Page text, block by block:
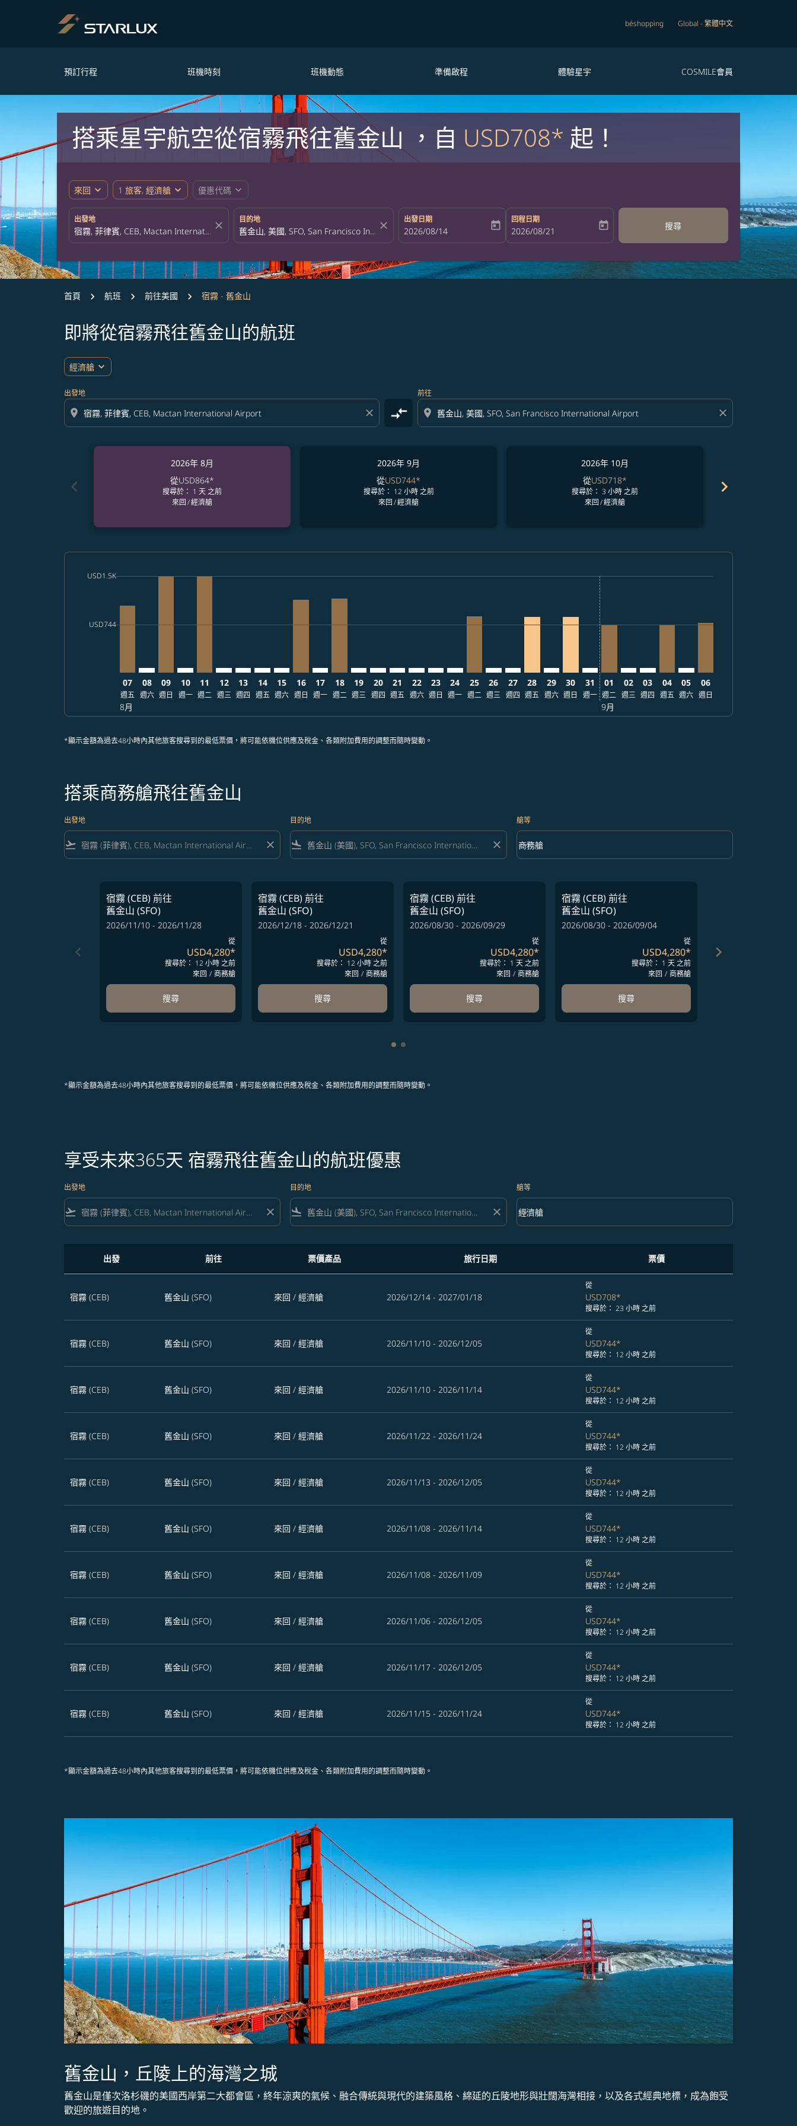
béshopping Global -繁體中文
預訂行程 班機時刻 班機動態 準備啟程 體驗星宇 COSMILE會員
搭乘星宇航空從宿霧飛往舊金山 ，自 USD708* 起！
來回 expand_more 1 旅客, 經濟艙 expand_more 優惠代碼 expand_more
出發地
close
目的地
close
出發日期
fc-booking-departure-date-aria-label
2026/08/14 today
回程日期
fc-booking-return-date-aria-label
2026/08/21 today 搜尋
首頁 航班 前往美國 宿霧 - 舊金山
即將從宿霧飛往舊金山的航班
經濟艙 expand_more
出發地
location_on close compare_arrows
前往
location_on close
chevron_left
2026年 8月
從USD864*
搜尋於： 1 天 之前
來回/經濟艙
2026年 9月
從USD744*
搜尋於： 12 小時 之前
來回/經濟艙
2026年 10月
從USD718*
搜尋於： 3 小時 之前
來回/經濟艙
chevron_right
USD744
USD1.5Kcmp-daily-histogram-bars-legend-max-price-aria-label USD1.5K
Displaying fares for 八月-2026
07
週五
8月
08
週六
09
週日
10
週一
11
週二
12
週三
13
週四
14
週五
15
週六
16
週日
17
週一
18
週二
19
週三
20
週四
21
週五
CEB–SFO: cmp-view-offers-disclaimer. 查找票價
22
週六
CEB–SFO: cmp-view-offers-disclaimer. 查找票價
23
週日
CEB–SFO: cmp-view-offers-disclaimer. 查找票價
24
週一
CEB–SFO, 2026/08/25 – 2026/09/06: 從 USD873
25
週二
CEB–SFO: cmp-view-offers-disclaimer. 查找票價
26
週三
CEB–SFO: cmp-view-offers-disclaimer. 查找票價
27
週四
CEB–SFO, 2026/08/28 – 2026/09/27: 從 USD864
28
週五
CEB–SFO: cmp-view-offers-disclaimer. 查找票價
29
週六
CEB–SFO, 2026/08/30 – 2026/09/11: 從 USD864
30
週日
CEB–SFO: cmp-view-offers-disclaimer. 查找票價
31
週一
01
週二
9月
02
週三
03
週四
04
週五
05
週六
06
週日
*顯示金額為過去48小時內其他旅客搜尋到的最低票價，將可能依機位供應及稅金、各類附加費用的調整而隨時變動。
搭乘商務艙飛往舊金山
出發地
flight_takeoff close
目的地
flight_land close
艙等
艙等 option 商務艙 Selected
商務艙
keyboard_arrow_down
keyboard_arrow_left
宿霧 (CEB)前往
舊金山 (SFO)
2026/11/10 - 2026/11/28
從
USD4,280*
搜尋於： 12 小時 之前
來回 / 商務艙
搜尋
宿霧 (CEB)前往
舊金山 (SFO)
2026/12/18 - 2026/12/21
從
USD4,280*
搜尋於： 12 小時 之前
來回 / 商務艙
搜尋
宿霧 (CEB)前往
舊金山 (SFO)
2026/08/30 - 2026/09/29
從
USD4,280*
搜尋於： 1 天 之前
來回 / 商務艙
搜尋
宿霧 (CEB)前往
舊金山 (SFO)
2026/08/30 - 2026/09/04
從
USD4,280*
搜尋於： 1 天 之前
來回 / 商務艙
搜尋
keyboard_arrow_right
顯示 cmp-pagination-showing-cards 1 to 4
顯示 cmp-pagination-showing-cards 5 to 6
*顯示金額為過去48小時內其他旅客搜尋到的最低票價，將可能依機位供應及稅金、各類附加費用的調整而隨時變動。
享受未來365天 宿霧飛往舊金山的航班優惠
出發地
flight_takeoff close
目的地
flight_land close
艙等
艙等 option 經濟艙 Selected
經濟艙
keyboard_arrow_down
出發 前往 票價產品 旅行日期 票價
宿霧 (CEB) 舊金山 (SFO) 來回 / 經濟艙 2026/12/14 - 2027/01/18
從
USD708*
搜尋於： 23 小時 之前
宿霧 (CEB) 舊金山 (SFO) 來回 / 經濟艙 2026/11/10 - 2026/12/05
從
USD744*
搜尋於： 12 小時 之前
宿霧 (CEB) 舊金山 (SFO) 來回 / 經濟艙 2026/11/10 - 2026/11/14
從
USD744*
搜尋於： 12 小時 之前
宿霧 (CEB) 舊金山 (SFO) 來回 / 經濟艙 2026/11/22 - 2026/11/24
從
USD744*
搜尋於： 12 小時 之前
宿霧 (CEB) 舊金山 (SFO) 來回 / 經濟艙 2026/11/13 - 2026/12/05
從
USD744*
搜尋於： 12 小時 之前
宿霧 (CEB) 舊金山 (SFO) 來回 / 經濟艙 2026/11/08 - 2026/11/14
從
USD744*
搜尋於： 12 小時 之前
宿霧 (CEB) 舊金山 (SFO) 來回 / 經濟艙 2026/11/08 - 2026/11/09
從
USD744*
搜尋於： 12 小時 之前
宿霧 (CEB) 舊金山 (SFO) 來回 / 經濟艙 2026/11/06 - 2026/12/05
從
USD744*
搜尋於： 12 小時 之前
宿霧 (CEB) 舊金山 (SFO) 來回 / 經濟艙 2026/11/17 - 2026/12/05
從
USD744*
搜尋於： 12 小時 之前
宿霧 (CEB) 舊金山 (SFO) 來回 / 經濟艙 2026/11/15 - 2026/11/24
從
USD744*
搜尋於： 12 小時 之前
*顯示金額為過去48小時內其他旅客搜尋到的最低票價，將可能依機位供應及稅金、各類附加費用的調整而隨時變動。
舊金山，丘陵上的海灣之城
舊金山是僅次洛杉磯的美國西岸第二大都會區，終年涼爽的氣候、融合傳統與現代的建築風格、綿延的丘陵地形與壯闊海灣相接，以及各式經典地標，成為飽受
歡迎的旅遊目的地。